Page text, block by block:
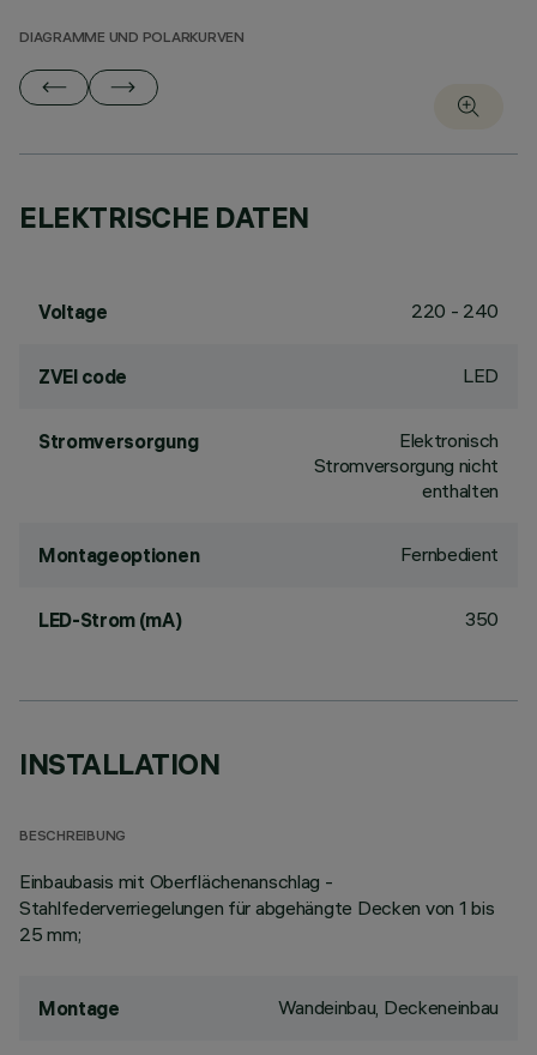
DIAGRAMME UND POLARKURVEN
ELEKTRISCHE DATEN
Voltage 220 - 240
ZVEI code LED
Stromversorgung
Elektronisch
Stromversorgung nicht
enthalten
Montageoptionen Fernbedient
LED-Strom (mA) 350
INSTALLATION
BESCHREIBUNG
Einbaubasis mit Oberflächenanschlag -
Stahlfederverriegelungen für abgehängte Decken von 1 bis
25 mm;
Montage Wandeinbau, Deckeneinbau